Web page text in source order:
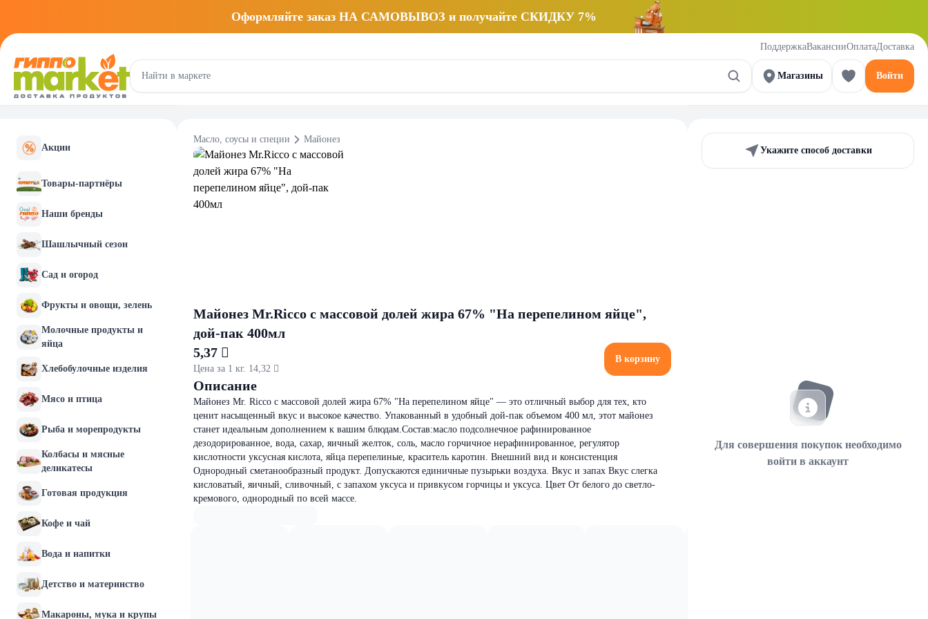
Оформляйте заказ НА САМОВЫВОЗ и получайте СКИДКУ 7%
ПоддержкаВакансииОплатаДоставка
Магазины Войти
Акции
Товары-партнёры
Наши бренды
Шашлычный сезон
Сад и огород
Фрукты и овощи, зелень
Молочные продукты и
яйца
Хлебобулочные изделия
Мясо и птица
Рыба и морепродукты
Колбасы и мясные
деликатесы
Готовая продукция
Кофе и чай
Вода и напитки
Детство и материнство
Макароны, мука и крупы
Масло, соусы и специи Майонез
Майонез Mr.Ricco с массовой долей жира 67% "На перепелином яйце",
дой-пак 400мл
5,37 
Цена за 1 кг. 14,32 
В корзину
Описание
Майонез Mr. Ricco с массовой долей жира 67% "На перепелином яйце" — это отличный выбор для тех, кто
ценит насыщенный вкус и высокое качество. Упакованный в удобный дой-пак объемом 400 мл, этот майонез
станет идеальным дополнением к вашим блюдам.Состав:масло подсолнечное рафинированное
дезодорированное, вода, сахар, яичный желток, соль, масло горчичное нерафинированное, регулятор
кислотности уксусная кислота, яйца перепелиные, краситель каротин. Внешний вид и консистенция
Однородный сметанообразный продукт. Допускаются единичные пузырьки воздуха. Вкус и запах Вкус слегка
кисловатый, яичный, сливочный, с запахом уксуса и привкусом горчицы и уксуса. Цвет От белого до светло-
кремового, однородный по всей массе.
Укажите способ доставки
Для совершения покупок необходимо
войти в аккаунт